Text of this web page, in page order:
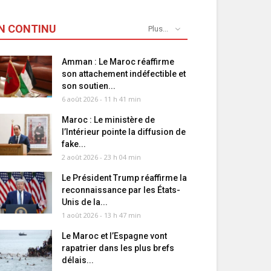
CONTINU Plus...
Amman : Le Maroc réaffirme
son attachement indéfectible et
son soutien...
6 août 2026 - 11 h 41 min
Maroc : Le ministère de
l’Intérieur pointe la diffusion de
fake...
2 août 2026 - 23 h 04 min
Le Président Trump réaffirme la
reconnaissance par les États-
Unis de la...
1 août 2026 - 13 h 47 min
Le Maroc et l’Espagne vont
rapatrier dans les plus brefs
délais...